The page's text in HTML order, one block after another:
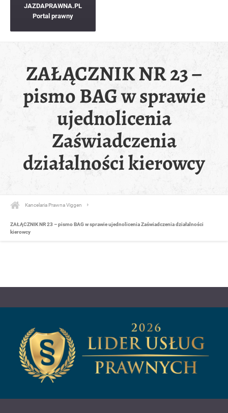
JAZDAPRAWNA.PL
Portal prawny
ZAŁĄCZNIK NR 23 –
pismo BAG w sprawie
ujednolicenia
Zaświadczenia
działalności kierowcy
Kancelaria Prawna Viggen
ZAŁĄCZNIK NR 23 – pismo BAG w sprawie ujednolicenia Zaświadczenia działalności
kierowcy